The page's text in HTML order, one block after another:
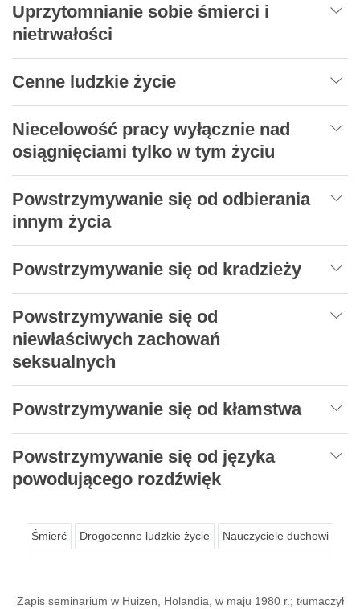
Uprzytomnianie sobie śmierci i
nietrwałości
Cenne ludzkie życie
Niecelowość pracy wyłącznie nad
osiągnięciami tylko w tym życiu
Powstrzymywanie się od odbierania
innym życia
Powstrzymywanie się od kradzieży
Powstrzymywanie się od
niewłaściwych zachowań
seksualnych
Powstrzymywanie się od kłamstwa
Powstrzymywanie się od języka
powodującego rozdźwięk
Śmierć Drogocenne ludzkie życie Nauczyciele duchowi
Zapis seminarium w Huizen, Holandia, w maju 1980 r.; tłumaczył